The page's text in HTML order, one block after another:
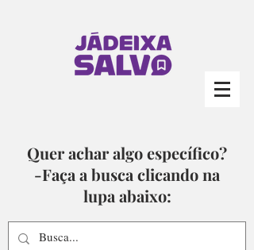
Quer achar algo específico?
-Faça a busca clicando na
lupa abaixo: